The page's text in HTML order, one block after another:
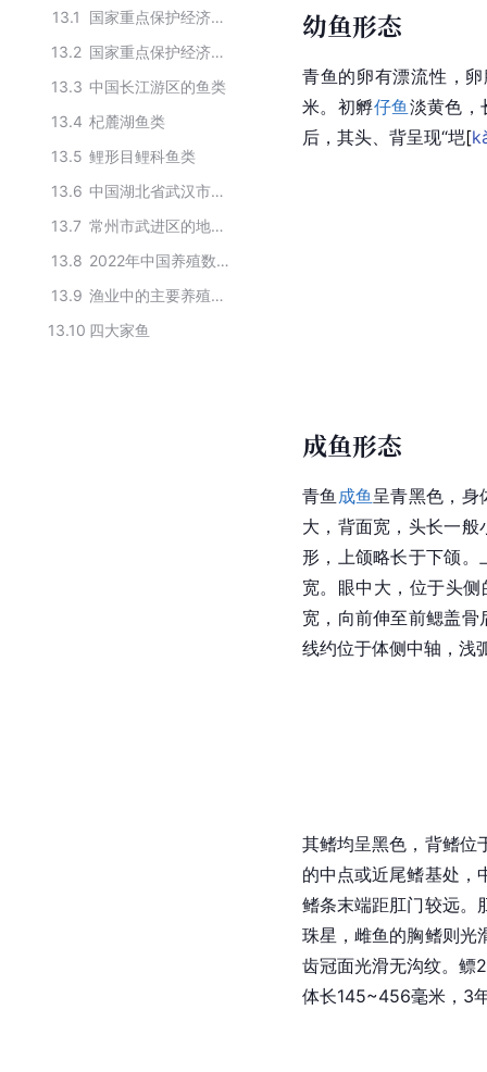
13.1
国家重点保护经济水生动植物（鲤形目）
13.2
国家重点保护经济水生动植物（动物）
13.3 中国长江游区的鱼类
13.4 杞麓湖鱼类
13.5 鲤形目鲤科鱼类
13.6
中国湖北省武汉市江夏区主要的鱼类
13.7
常州市武进区的地方特产
13.8
2022年中国养殖数量最多的十种淡水鱼
13.9
渔业中的主要养殖物种
13.10 四大家鱼
幼鱼形态
青鱼的卵有漂流性，
米。初孵仔鱼 淡黄色，
后，其头、背呈现“垲[
成鱼形态
青鱼 成鱼 呈青黑色，身
大，背面宽，头长一
形，上颌略长于下颌。
宽。眼中大，位于头
宽，向前伸至前鳃盖
线约位于体侧中轴，浅
其鳍均呈黑色，背鳍位
的中点或近尾鳍基处，
鳍条末端距肛门较远。
珠星，雌鱼的胸鳍则光
齿冠面光滑无沟纹。鳔
体长145~456毫米，3